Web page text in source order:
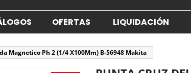
OFERTAS LIQUIDACIÓN
Magnetico Ph 2 (1/4 X100Mm) B-56948 Makita